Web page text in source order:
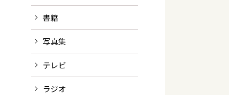
書籍
写真集
テレビ
ラジオ